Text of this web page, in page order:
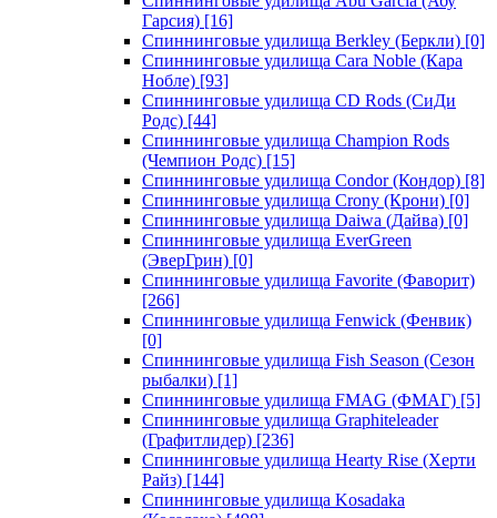
Гарсия) [16]
Спиннинговые удилища Berkley (Беркли) [0]
Спиннинговые удилища Cara Noble (Кара
Нобле) [93]
Спиннинговые удилища CD Rods (СиДи
Родс) [44]
Спиннинговые удилища Champion Rods
(Чемпион Родс) [15]
Спиннинговые удилища Condor (Кондор) [8]
Спиннинговые удилища Crony (Крони) [0]
Спиннинговые удилища Daiwa (Дайва) [0]
Спиннинговые удилища EverGreen
(ЭверГрин) [0]
Спиннинговые удилища Favorite (Фаворит)
[266]
Спиннинговые удилища Fenwick (Фенвик)
[0]
Спиннинговые удилища Fish Season (Сезон
рыбалки) [1]
Спиннинговые удилища FMAG (ФМАГ) [5]
Спиннинговые удилища Graphiteleader
(Графитлидер) [236]
Спиннинговые удилища Hearty Rise (Херти
Райз) [144]
Спиннинговые удилища Kosadaka